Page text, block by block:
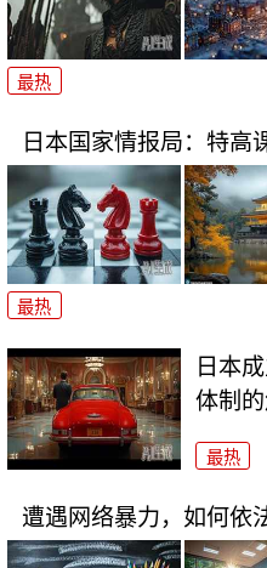
最热
日本国家情报局：特高
最热
日本
体制
最热
遭遇网络暴力，如何依